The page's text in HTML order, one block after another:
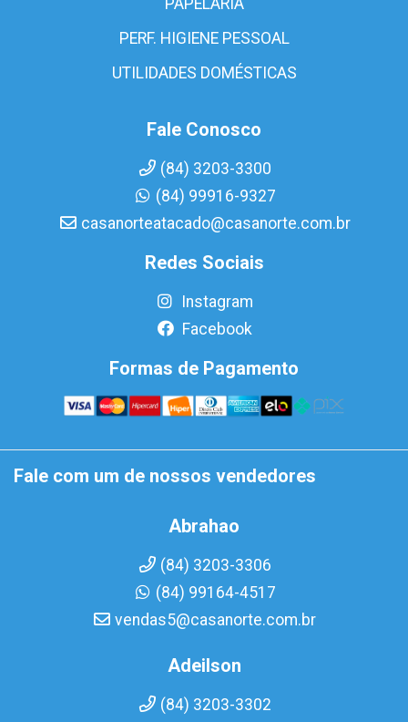
PAPELARIA
PERF. HIGIENE PESSOAL
UTILIDADES DOMÉSTICAS
Fale Conosco
(84) 3203-3300
(84) 99916-9327
casanorteatacado@casanorte.com.br
Redes Sociais
Instagram
Facebook
Formas de Pagamento
Fale com um de nossos vendedores
Abrahao
(84) 3203-3306
(84) 99164-4517
vendas5@casanorte.com.br
Adeilson
(84) 3203-3302